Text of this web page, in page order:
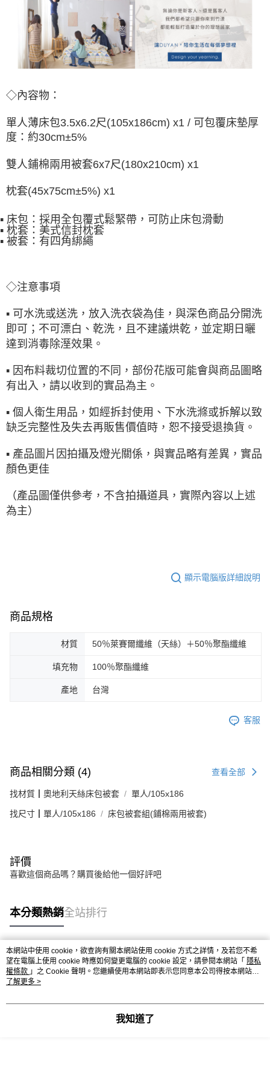
◇內容物：
單人薄床包3.5x6.2尺(105x186cm) x1 / 可包覆床墊厚
度：約30cm±5%
雙人鋪棉兩用被套6x7尺(180x210cm) x1
枕套(45x75cm±5%) x1
▪ 床包：採用全包覆式鬆緊帶，可防止床包滑動
▪ 枕套：美式信封枕套
▪ 被套：有四角綁繩
◇注意事項
▪ 可水洗或送洗，放入洗衣袋為佳，與深色商品分開洗
即可；不可漂白、乾洗，且不建議烘乾，並定期日曬
達到消毒除溼效果。
▪ 因布料裁切位置的不同，部份花版可能會與商品圖略
有出入，請以收到的實品為主。
▪ 個人衛生用品，如經拆封使用、下水洗滌或拆解以致
缺乏完整性及失去再販售價值時，恕不接受退換貨。
▪ 產品圖片因拍攝及燈光關係，與實品略有差異，實品
顏色更佳
（產品圖僅供參考，不含拍攝道具，實際內容以上述
為主）
顯示電腦版詳細說明
商品規格
材質 50％萊賽爾纖維（天絲）＋50％聚酯纖維
填充物 100％聚酯纖維
產地 台灣
客服
商品相關分類 (4) 查看全部
找材質┃奧地利天絲床包被套 單人/105x186
找尺寸┃單人/105x186 床包被套組(鋪棉兩用被套)
評價
喜歡這個商品嗎？購買後給他一個好評吧
本分類熱銷全站排行
熱門標籤
本網站中使用 cookie，欲查詢有關本網站使用 cookie 方式之詳情，及若您不希
望在電腦上使用 cookie 時應如何變更電腦的 cookie 設定，請參閱本網站「 隱私
權條款 」之 Cookie 聲明。您繼續使用本網站即表示您同意本公司得按本網站使
用條款之 Cookie 聲明使用 cookie。
了解更多 >
我知道了